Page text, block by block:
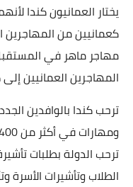
يختار العمانيون كندا
كعمانيين من المهاجرين
مهاجر ماهر في
المهاجرين العمانيين إلى
ترحب كندا بالوافدين
ترحب الدولة بطلبات
الطلاب وتأشيرات الأسرة